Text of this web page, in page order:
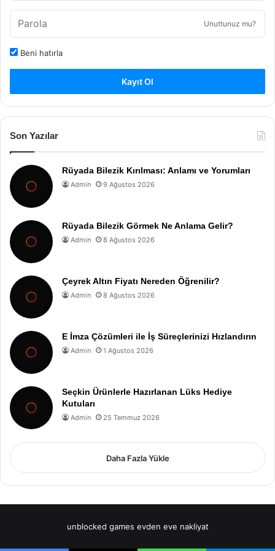
Unuttunuz mu?
Beni hatırla
Kayıt Ol
Son Yazılar
Rüyada Bilezik Kırılması: Anlamı ve Yorumları
Admin 9 Ağustos 2026
Rüyada Bilezik Görmek Ne Anlama Gelir?
Admin 8 Ağustos 2026
Çeyrek Altın Fiyatı Nereden Öğrenilir?
Admin 8 Ağustos 2026
E İmza Çözümleri ile İş Süreçlerinizi Hızlandırın
Admin 1 Ağustos 2026
Seçkin Ürünlerle Hazırlanan Lüks Hediye
Kutuları
Admin 25 Temmuz 2026
Daha Fazla Yükle
unblocked games evden eve nakliyat